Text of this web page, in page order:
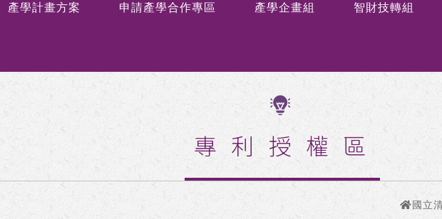
產學計畫方案 申請產學合作專區 產學企畫組 智財技轉組
專利授權區
國立